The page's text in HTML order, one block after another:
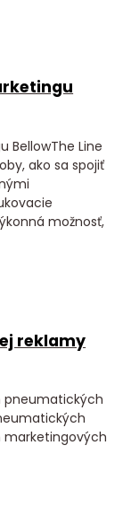
BellowThe Line
ako sa spojiť
možnosť,
reklamy
pneumatických
marketingových